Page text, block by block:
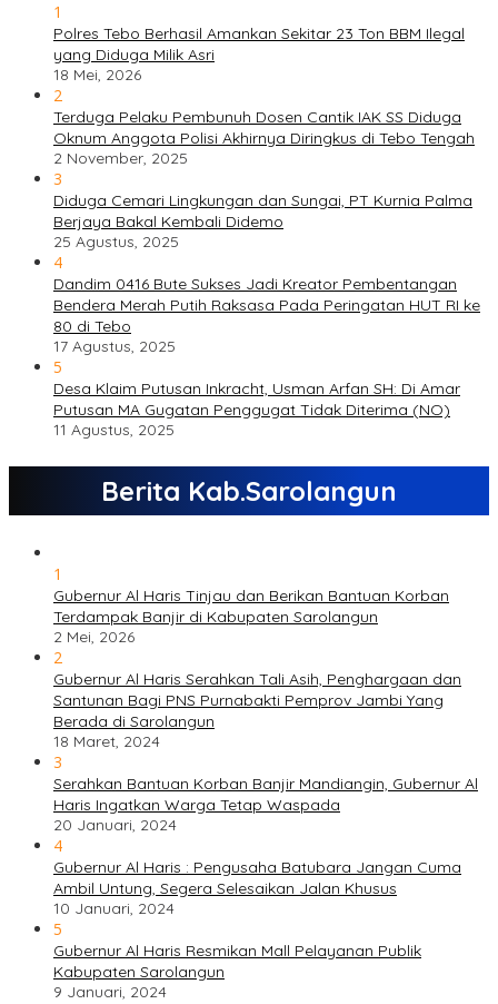
1
Polres Tebo Berhasil Amankan Sekitar 23 Ton BBM Ilegal
yang Diduga Milik Asri
18 Mei, 2026
2
Terduga Pelaku Pembunuh Dosen Cantik IAK SS Diduga
Oknum Anggota Polisi Akhirnya Diringkus di Tebo Tengah
2 November, 2025
3
Diduga Cemari Lingkungan dan Sungai, PT Kurnia Palma
Berjaya Bakal Kembali Didemo
25 Agustus, 2025
4
Dandim 0416 Bute Sukses Jadi Kreator Pembentangan
Bendera Merah Putih Raksasa Pada Peringatan HUT RI ke
80 di Tebo
17 Agustus, 2025
5
Desa Klaim Putusan Inkracht, Usman Arfan SH: Di Amar
Putusan MA Gugatan Penggugat Tidak Diterima (NO)
11 Agustus, 2025
Berita Kab.Sarolangun
1
Gubernur Al Haris Tinjau dan Berikan Bantuan Korban
Terdampak Banjir di Kabupaten Sarolangun
2 Mei, 2026
2
Gubernur Al Haris Serahkan Tali Asih, Penghargaan dan
Santunan Bagi PNS Purnabakti Pemprov Jambi Yang
Berada di Sarolangun
18 Maret, 2024
3
Serahkan Bantuan Korban Banjir Mandiangin, Gubernur Al
Haris Ingatkan Warga Tetap Waspada
20 Januari, 2024
4
Gubernur Al Haris : Pengusaha Batubara Jangan Cuma
Ambil Untung, Segera Selesaikan Jalan Khusus
10 Januari, 2024
5
Gubernur Al Haris Resmikan Mall Pelayanan Publik
Kabupaten Sarolangun
9 Januari, 2024